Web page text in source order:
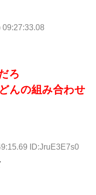
09:27:33.08
ろ
んの組み合わせ
ID:JruE3E7s0